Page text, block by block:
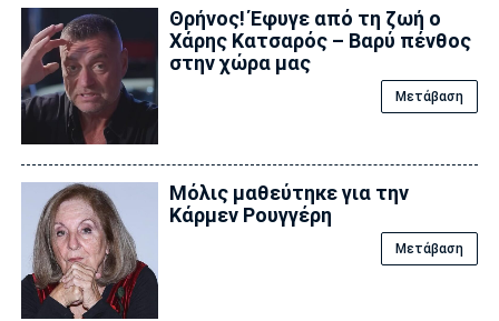
Θρήνος! Έφυγε από τη ζωή ο
Χάρης Κατσαρός – Βαρύ πένθος
στην χώρα μας
Μετάβαση
Μόλις μαθεύτηκε για την
Κάρμεν Ρουγγέρη
Μετάβαση